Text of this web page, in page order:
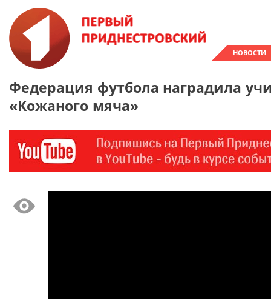
НОВОСТИ
Федерация футбола наградила
«Кожаного мяча»